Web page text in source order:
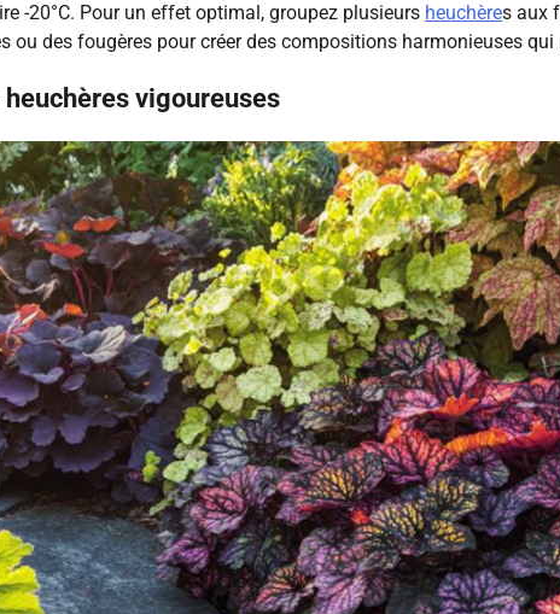
-20°C. Pour un effet optimal, groupez plusieurs heuchères aux
ou des fougères pour créer des compositions harmonieuses
vigoureuses